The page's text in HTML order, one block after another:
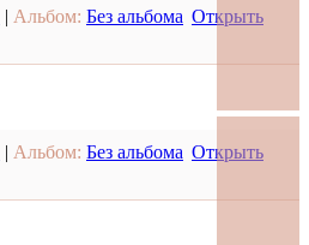
| Альбом: Без альбома Открыть
| Альбом: Без альбома Открыть